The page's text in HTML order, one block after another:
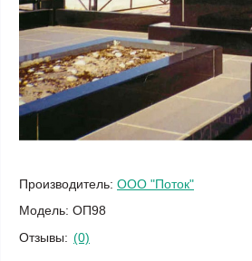
Производитель: ООО "Поток"
Модель: ОП98
Отзывы: (0)